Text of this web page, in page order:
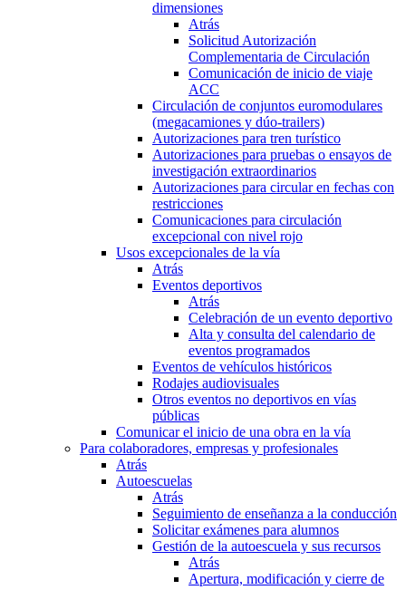
dimensiones
Atrás
Solicitud Autorización
Complementaria de Circulación
Comunicación de inicio de viaje
ACC
Circulación de conjuntos euromodulares
(megacamiones y dúo-trailers)
Autorizaciones para tren turístico
Autorizaciones para pruebas o ensayos de
investigación extraordinarios
Autorizaciones para circular en fechas con
restricciones
Comunicaciones para circulación
excepcional con nivel rojo
Usos excepcionales de la vía
Atrás
Eventos deportivos
Atrás
Celebración de un evento deportivo
Alta y consulta del calendario de
eventos programados
Eventos de vehículos históricos
Rodajes audiovisuales
Otros eventos no deportivos en vías
públicas
Comunicar el inicio de una obra en la vía
Para colaboradores, empresas y profesionales
Atrás
Autoescuelas
Atrás
Seguimiento de enseñanza a la conducción
Solicitar exámenes para alumnos
Gestión de la autoescuela y sus recursos
Atrás
Apertura, modificación y cierre de